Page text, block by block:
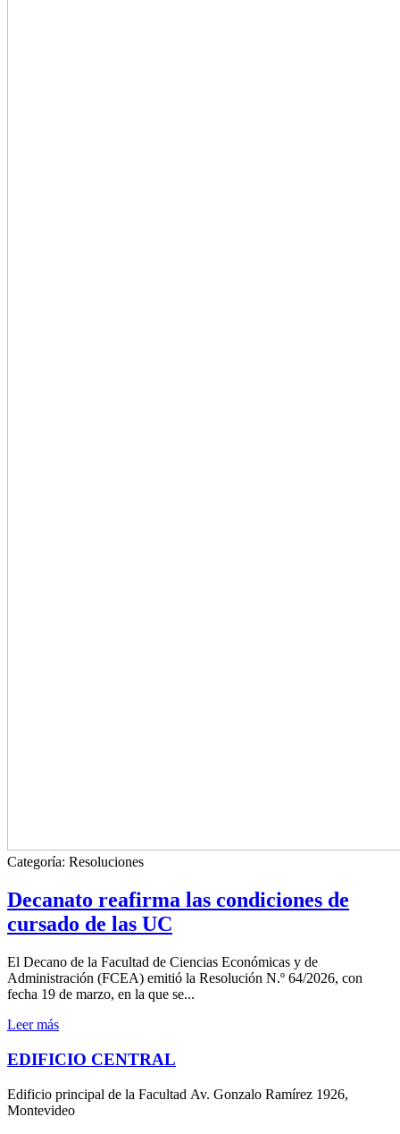
Categoría: Resoluciones
Decanato reafirma las condiciones de
cursado de las UC
El Decano de la Facultad de Ciencias Económicas y de
Administración (FCEA) emitió la Resolución N.º 64/2026, con
fecha 19 de marzo, en la que se...
Leer más
EDIFICIO CENTRAL
Edificio principal de la Facultad Av. Gonzalo Ramírez 1926,
Montevideo